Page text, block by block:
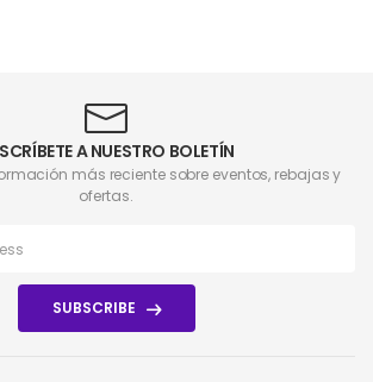
A NUESTRO BOLETÍN
más reciente sobre eventos, rebajas y
ofertas.
SUBSCRIBE